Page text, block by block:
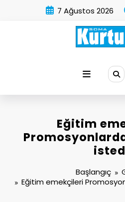
7 Ağustos 2026
Eğitim
Başlangıç
Eğitim emekçileri